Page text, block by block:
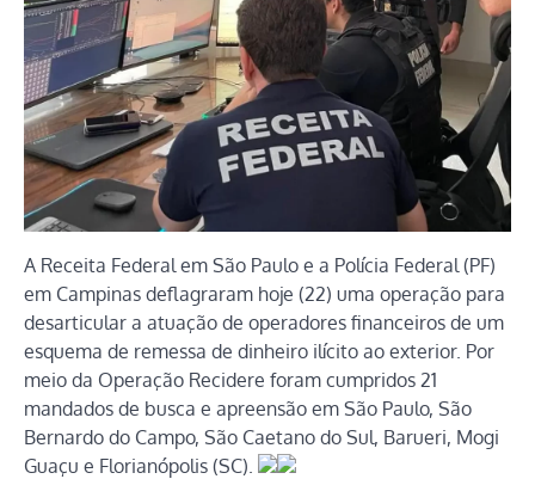
A Receita Federal em São Paulo e a Polícia Federal (PF)
em Campinas deflagraram hoje (22) uma operação para
desarticular a atuação de operadores financeiros de um
esquema de remessa de dinheiro ilícito ao exterior. Por
meio da Operação Recidere foram cumpridos 21
mandados de busca e apreensão em São Paulo, São
Bernardo do Campo, São Caetano do Sul, Barueri, Mogi
Guaçu e Florianópolis (SC).